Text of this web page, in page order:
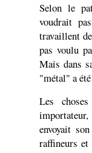
Selon le
voudrait
travaillent
pas voulu
Mais dans
"métal" a
Les
envoyait
raffineurs